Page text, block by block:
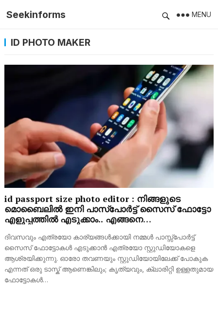
Seekinforms MENU
ID PHOTO MAKER
id passport size photo editor : നിങ്ങളുടെ
മൊബൈലിൽ ഇനി പാസ്‌പോർട്ട് സൈസ് ഫോട്ടോ
എളുപ്പത്തിൽ എടുക്കാം.. എങ്ങനെ
ദിവസവും എത്രയോ കാര്യങ്ങൾക്കായി നമ്മൾ പാസ്സ്പോർട്ട്
സൈസ് ഫോട്ടോകൾ എടുക്കാൻ എത്രയോ സ്റ്റുഡിയോകളെ
ആശ്രയിക്കുന്നു. ഓരോ തവണയും സ്റ്റുഡിയോയിലേക്ക് പോകുക
എന്നത് ഒരു ടാസ്ക് ആണെങ്കിലും; കൃത്യവും, ക്ലാരിറ്റി ഉള്ളതുമായ
ഫോട്ടോകൾ…